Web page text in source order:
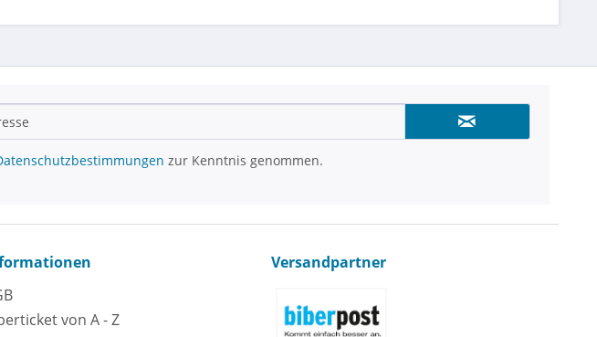
zur Kenntnis genommen.
von A - Z
Versandpartner